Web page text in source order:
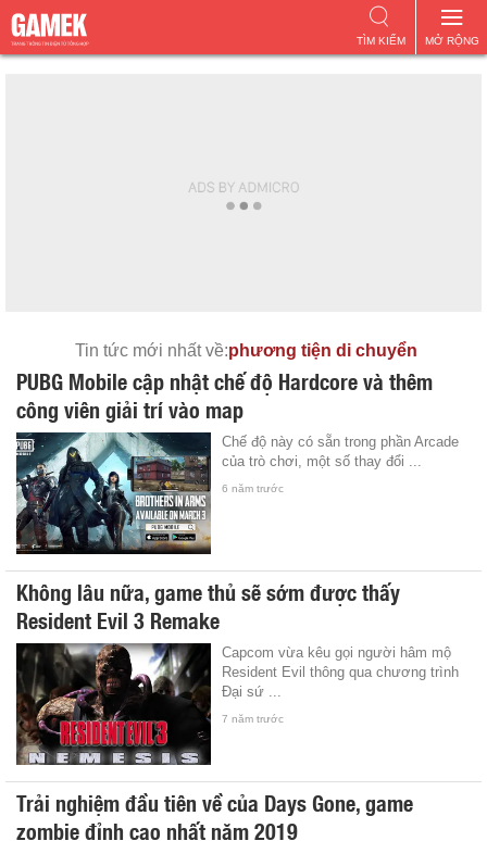
MỞ RỘNG
TÌM KIẾM
Tin tức mới nhất về:phương tiện di chuyển
PUBG Mobile cập nhật chế độ Hardcore và thêm
công viên giải trí vào map
Chế độ này có sẵn trong phần Arcade
của trò chơi, một số thay đổi ...
6 năm trước
Không lâu nữa, game thủ sẽ sớm được thấy
Resident Evil 3 Remake
Capcom vừa kêu gọi người hâm mộ
Resident Evil thông qua chương trình
Đại sứ ...
7 năm trước
Trải nghiệm đầu tiên về của Days Gone, game
zombie đỉnh cao nhất năm 2019